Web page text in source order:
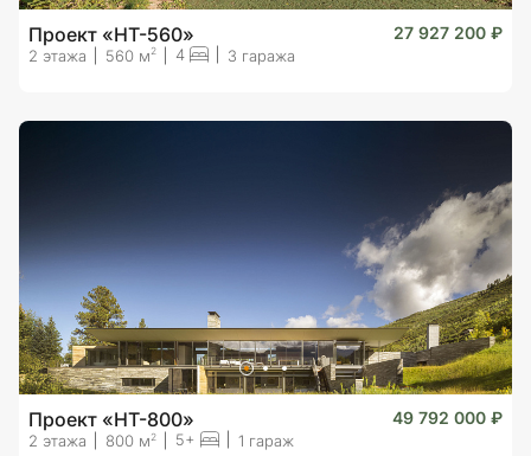
Проект «HT-560» 27 927 200 ₽
2 этажа 560 м2 4 3 гаража
Проект «HT-800» 49 792 000 ₽
2 этажа 800 м 2 5+ 1 гараж